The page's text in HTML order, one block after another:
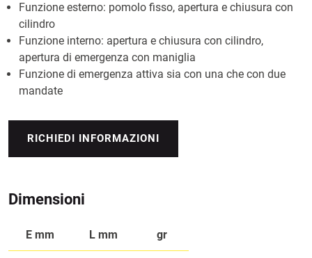
Funzione esterno: pomolo fisso, apertura e chiusura con
cilindro
Funzione interno: apertura e chiusura con cilindro,
apertura di emergenza con maniglia
Funzione di emergenza attiva sia con una che con due
mandate
RICHIEDI INFORMAZIONI
Dimensioni
E mm L mm gr